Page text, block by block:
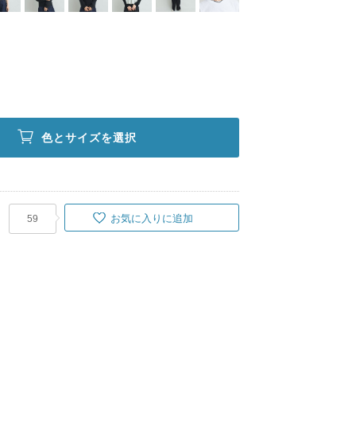
色とサイズを選択
59 お気に入りに追加